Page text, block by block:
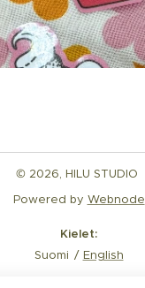
© 2026, HILU STUDIO
Powered by Webnode
Kielet
Suomi
English